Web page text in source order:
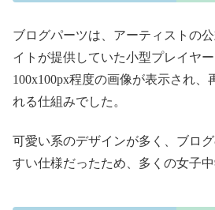
ブログパーツは、アーティストの
イトが提供していた小型プレイヤ
100x100px程度の画像が表示され
れる仕組みでした。
可愛い系のデザインが多く、ブロ
すい仕様だったため、多くの女子中